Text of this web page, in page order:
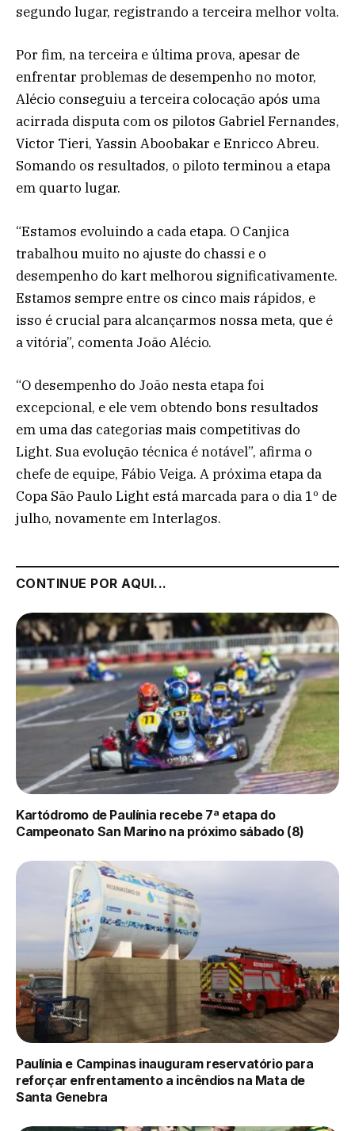
segundo lugar, registrando a terceira melhor volta.
Por fim, na terceira e última prova, apesar de
enfrentar problemas de desempenho no motor,
Alécio conseguiu a terceira colocação após uma
acirrada disputa com os pilotos Gabriel Fernandes,
Victor Tieri, Yassin Aboobakar e Enricco Abreu.
Somando os resultados, o piloto terminou a etapa
em quarto lugar.
“Estamos evoluindo a cada etapa. O Canjica
trabalhou muito no ajuste do chassi e o
desempenho do kart melhorou significativamente.
Estamos sempre entre os cinco mais rápidos, e
isso é crucial para alcançarmos nossa meta, que é
a vitória”, comenta João Alécio.
“O desempenho do João nesta etapa foi
excepcional, e ele vem obtendo bons resultados
em uma das categorias mais competitivas do
Light. Sua evolução técnica é notável”, afirma o
chefe de equipe, Fábio Veiga. A próxima etapa da
Copa São Paulo Light está marcada para o dia 1º de
julho, novamente em Interlagos.
CONTINUE POR AQUI...
Kartódromo de Paulínia recebe 7ª etapa do
Campeonato San Marino na próximo sábado (8)
Paulínia e Campinas inauguram reservatório para
reforçar enfrentamento a incêndios na Mata de
Santa Genebra